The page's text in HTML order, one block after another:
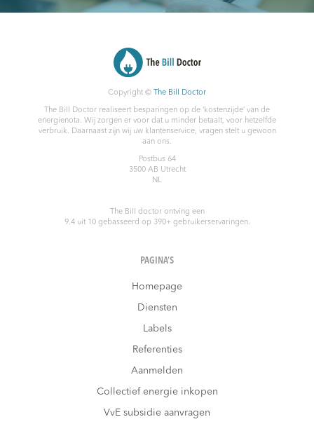
Copyright © The Bill Doctor
The Bill Doctor realiseert besparingen op de ‘kostenzijde’ van de
energienota. Wij zorgen er voor dat u minder betaalt, voor hetzelfde
verbruik. Daarnaast zijn wij uw klantenservice, vragen stelt u gewoon
aan ons.
Postbus 64
3500 AB Utrecht
NL
The Bill doctorontving een
9.4uit 10gebasseerd op 390+ gebruikerservaringen.
PAGINA’S
Homepage
Diensten
Labels
Referenties
Aanmelden
Collectief energie inkopen
VvE subsidie aanvragen